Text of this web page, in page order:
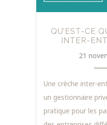
QU’EST-CE
INTER-
21
Une crèche inter-
un gestionnaire
pratique pour les